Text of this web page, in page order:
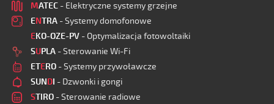
MATEC - Elektryczne systemy grzejne
ENTRA - Systemy domofonowe
EKO-OZE-PV - Optymalizacja fotowoltaiki
SUPLA - Sterowanie Wi-Fi
ETERO - Systemy przywoławcze
SUNDI - Dzwonki i gongi
STIRO - Sterowanie radiowe